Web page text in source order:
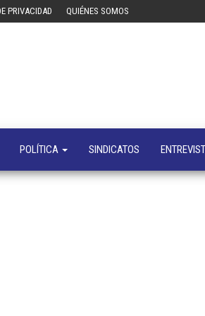
PRIVACIDAD QUIÉNES SOMOS
negocios
POLÍTICA SINDICATOS